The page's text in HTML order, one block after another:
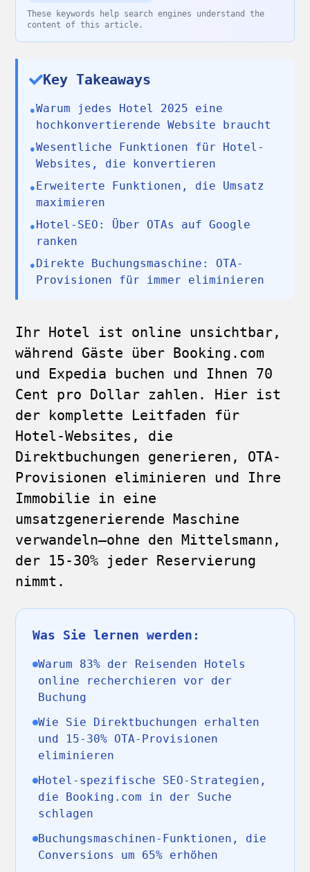
These keywords help search engines understand the
content of this article.
Key Takeaways
•Warum jedes Hotel 2025 eine
hochkonvertierende Website braucht
•Wesentliche Funktionen für Hotel-
Websites, die konvertieren
•Erweiterte Funktionen, die Umsatz
maximieren
•Hotel-SEO: Über OTAs auf Google
ranken
•Direkte Buchungsmaschine: OTA-
Provisionen für immer eliminieren
Ihr Hotel ist online unsichtbar,
während Gäste über Booking.com
und Expedia buchen und Ihnen 70
Cent pro Dollar zahlen. Hier ist
der komplette Leitfaden für
Hotel-Websites, die
Direktbuchungen generieren, OTA-
Provisionen eliminieren und Ihre
Immobilie in eine
umsatzgenerierende Maschine
verwandeln—ohne den Mittelsmann,
der 15-30% jeder Reservierung
nimmt.
Was Sie lernen werden:
Warum 83% der Reisenden Hotels
online recherchieren vor der
Buchung
Wie Sie Direktbuchungen erhalten
und 15-30% OTA-Provisionen
eliminieren
Hotel-spezifische SEO-Strategien,
die Booking.com in der Suche
schlagen
Buchungsmaschinen-Funktionen, die
Conversions um 65% erhöhen